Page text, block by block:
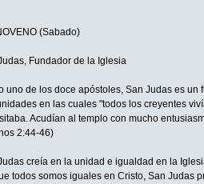
(Sabado)
Fundador de la Iglesia
uno de los doce apóstoles, San Judas es
en las cuales "todos los creyentes
Acudían al templo con mucho
2:44-46)
creía en la unidad e igualdad en la
todos somos iguales en Cristo, San Judas